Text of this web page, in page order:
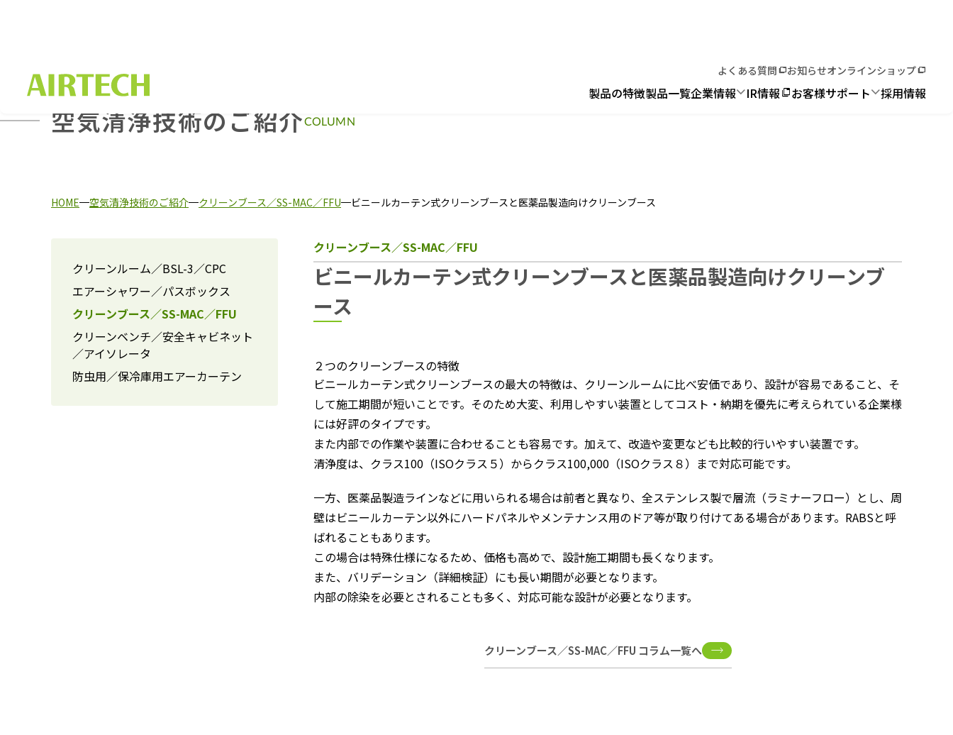
製品の特徴製品一覧企業情報 IR情報 お客様サポート 採用情報
よくある質問 お知らせオンラインショップ
空気清浄技術のご紹介COLUMN
HOME 空気清浄技術のご紹介 クリーンブース／SS-MAC／FFU ビニールカーテン式クリーンブースと医薬品製造向けクリーンブース
ビニールカーテン式クリーンブースと医薬品製造向けクリーンブ
ース
クリーンブース／SS-MAC／FFU
２つのクリーンブースの特徴
ビニールカーテン式クリーンブースの最大の特徴は、クリーンルームに比べ安価であり、設計が容易であること、そ
して施工期間が短いことです。そのため大変、利用しやすい装置としてコスト・納期を優先に考えられている企業様
には好評のタイプです。
また内部での作業や装置に合わせることも容易です。加えて、改造や変更なども比較的行いやすい装置です。
清浄度は、クラス100（ISOクラス５）からクラス100,000（ISOクラス８）まで対応可能です。
一方、医薬品製造ラインなどに用いられる場合は前者と異なり、全ステンレス製で層流（ラミナーフロー）とし、周
壁はビニールカーテン以外にハードパネルやメンテナンス用のドア等が取り付けてある場合があります。RABSと呼
ばれることもあります。
この場合は特殊仕様になるため、価格も高めで、設計施工期間も長くなります。
また、バリデーション（詳細検証）にも長い期間が必要となります。
内部の除染を必要とされることも多く、対応可能な設計が必要となります。
クリーンブース／SS-MAC／FFU コラム一覧へ
クリーンルーム／BSL-3／CPC
エアーシャワー／パスボックス
クリーンブース／SS-MAC／FFU
クリーンベンチ／安全キャビネット
／アイソレータ
防虫用／保冷庫用エアーカーテン